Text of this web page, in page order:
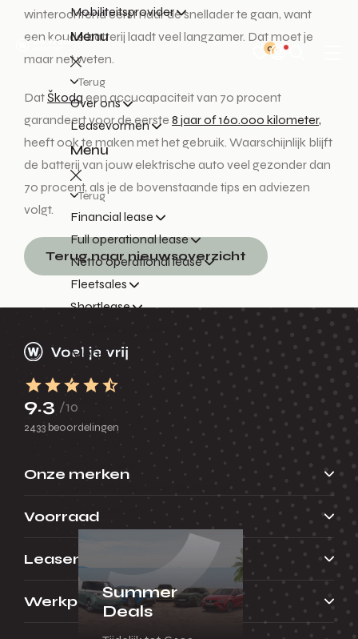
Mobiliteitsprovider
Menu
Terug
Over ons
Leasevormen
Menu
Terug
Financial lease
Full operational lease
Netto operational lease
Fleetsales
Shortlease
Menu
Lease a Bike
Huurauto
Summer
Deals
0
winterochtend eerst naar de snellader te gaan, want
een koude batterij laadt veel langzamer. Dat moet je
maar net weten.
DatŠkodaeen accucapaciteit van 70 procent
garandeert voor de eerste 8 jaar of 160.000 kilometer,
heeft ook te maken met het gebruik. Waarschijnlijk blijft
de batterij van jouw elektrische auto veel gezonder dan
70 procent, als je de bovenstaande tips en adviezen
volgt.
Terug naar nieuwsoverzicht
9.3 /10
2433 beoordelingen
Onze merken
Voorraad
Leasen
Werkplaats